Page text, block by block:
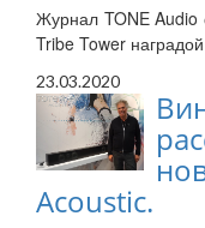
Журнал TONE Audio
Tribe Tower
23.03.2020
Acoustic.